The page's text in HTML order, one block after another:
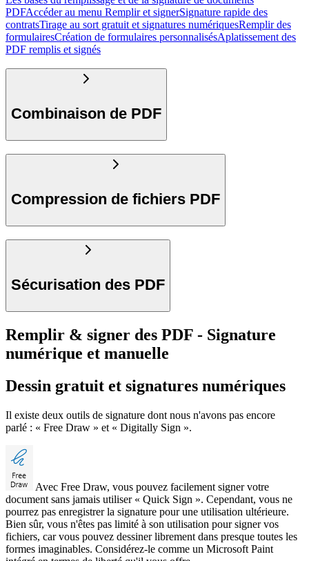
PDFAccéder au menu Remplir et signerSignature rapide des
contratsTirage au sort gratuit et signatures numériquesRemplir des
formulairesCréation de formulaires personnalisésAplatissement des
PDF remplis et signés
Combinaison de PDF
Compression de fichiers PDF
Sécurisation des PDF
Remplir & signer des PDF - Signature
numérique et manuelle
Dessin gratuit et signatures numériques
Il existe deux outils de signature dont nous n'avons pas encore
parlé : « Free Draw » et « Digitally Sign ».
Avec Free Draw, vous pouvez facilement signer votre
document sans jamais utiliser « Quick Sign ». Cependant, vous ne
pourrez pas enregistrer la signature pour une utilisation ultérieure.
Bien sûr, vous n'êtes pas limité à son utilisation pour signer vos
fichiers, car vous pouvez dessiner librement dans presque toutes les
formes imaginables. Considérez-le comme un Microsoft Paint